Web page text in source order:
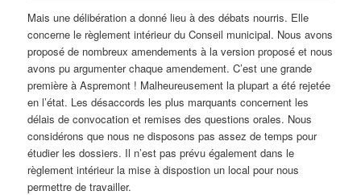
Mais une délibération a donné lieu à des débats nourris. Elle
concerne le règlement intérieur du Conseil municipal. Nous avons
proposé de nombreux amendements à la version proposé et nous
avons pu argumenter chaque amendement. C’est une grande
première à Aspremont ! Malheureusement la plupart a été rejetée
en l’état. Les désaccords les plus marquants concernent les
délais de convocation et remises des questions orales. Nous
considérons que nous ne disposons pas assez de temps pour
étudier les dossiers. Il n’est pas prévu également dans le
règlement intérieur la mise à dispostion un local pour nous
permettre de travailler.